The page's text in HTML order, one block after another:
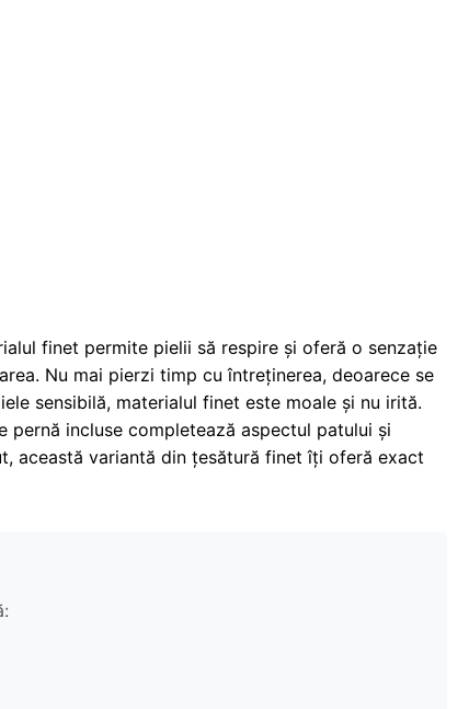
finet permite pielii să respire și oferă o senzație
Nu mai pierzi timp cu întreținerea, deoarece se
sensibilă, materialul finet este moale și nu irită.
incluse completează aspectul patului și
această variantă din țesătură finet îți oferă exact